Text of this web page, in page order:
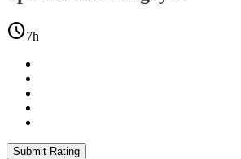
schedule7h
Submit Rating